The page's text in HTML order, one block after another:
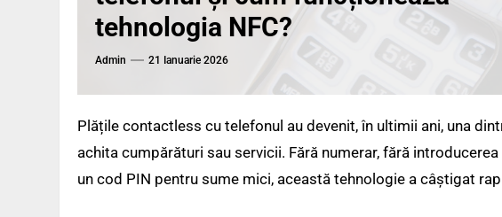
tehnologia NFC?
Admin 21 Ianuarie 2026
Plățile contactless cu telefonul au devenit, în ultimii ani, una
achita cumpărături sau servicii. Fără numerar, fără
un cod PIN pentru sume mici, această tehnologie a câștigat